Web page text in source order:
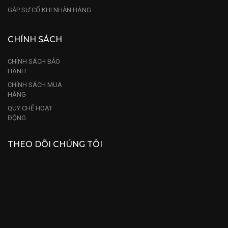
GẶP SỰ CỐ KHI NHẬN HÀNG
CHÍNH SÁCH
CHÍNH SÁCH BẢO
HÀNH
CHÍNH SÁCH MUA
HÀNG
QUY CHẾ HOẠT
ĐỘNG
THEO DÕI CHÚNG TÔI